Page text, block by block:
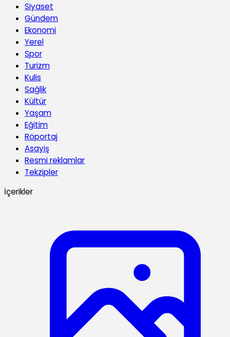
Siyaset
Gündem
Ekonomi
Yerel
Spor
Turizm
Kulis
Sağlik
Kültür
Yaşam
Eğitim
Röportaj
Asayiş
Resmi reklamlar
Tekzipler
İçerikler